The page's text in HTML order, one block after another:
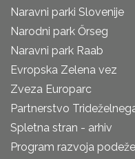
Naravni parki Slovenije
Narodni park Őrseg
Naravni park Raab
Evropska Zelena vez
Zveza Europarc
Partnerstvo
Spletna stran - arhiv
Program razvoja